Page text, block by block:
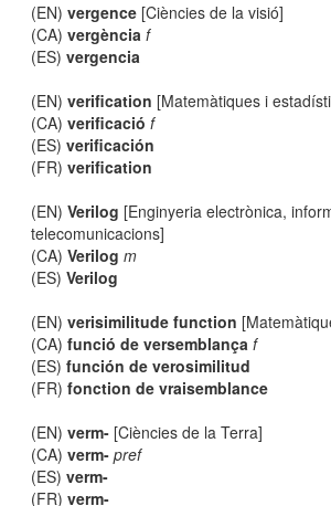
(EN)vergence [Ciències de la visió]
(CA)vergència f
(ES)vergencia
(EN)verification [Matemàtiques i
(CA)verificació f
(ES)verificación
(FR)verification
(EN)Verilog [Enginyeria electrònica,
telecomunicacions]
(CA)Verilog m
(ES)Verilog
(EN)verisimilitude function
(CA)funció de versemblança f
(ES)función de verosimilitud
(FR)fonction de vraisemblance
(EN)verm- [Ciències de la Terra]
(CA)verm- pref
(ES)verm-
(FR)verm-